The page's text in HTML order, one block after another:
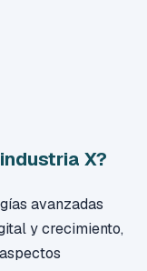
X?
avanzadas
y crecimiento,